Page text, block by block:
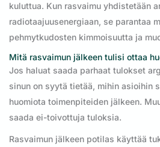
kuluttua. Kun rasvaimu yhdistetään
radiotaajuusenergiaan, se parantaa
pehmytkudosten kimmoisuutta ja
Mitä rasvaimun jälkeen tulisi ottaa
Jos haluat saada parhaat tulokset
sinun on syytä tietää, mihin asioihin
huomiota toimenpiteiden jälkeen.
saada ei-toivottuja tuloksia.
Rasvaimun jälkeen potilas käyttää